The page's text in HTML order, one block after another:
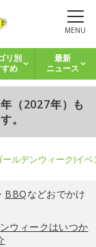
MENU
リ別
すめ
最新
ニュース
（2027年）も
。
ルデンウィーク)イ
・ BBQなどおでかけ
ウィークはいつか